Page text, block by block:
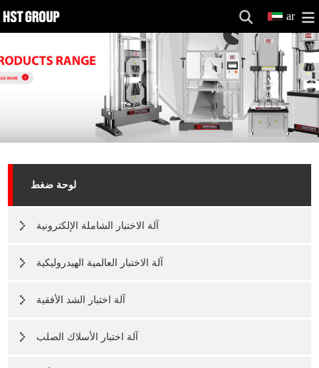
ar
لوحة ضغط
آلة الاختبار الشاملة الإلكترونية
آلة الاختبار العالمية الهيدروليكية
آلة اختبار الشد الأفقية
آلة اختبار الأسلاك الصلب